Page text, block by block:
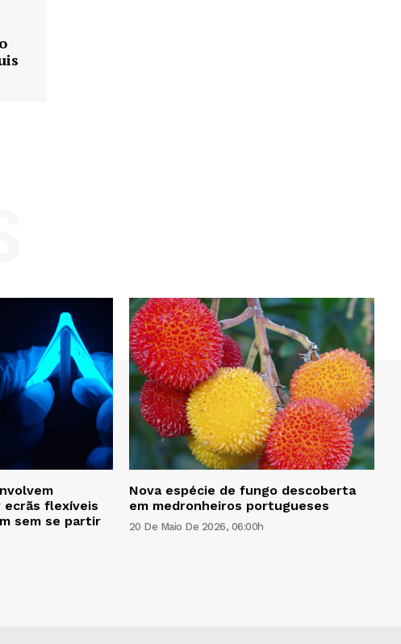
ecrãs flexíveis
sem se partir
Nova espécie de fungo descoberta
em medronheiros portugueses
20 De Maio De 2026, 06:00h